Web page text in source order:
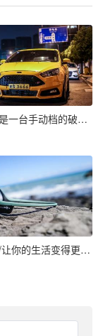
嗯对！我就是一台手动档的破福特而已
韶音骨传导/让你的生活变得更灵动